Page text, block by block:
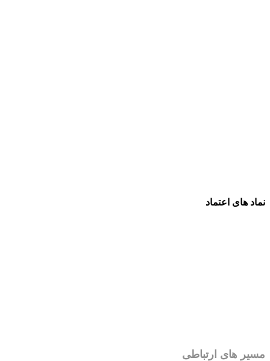
نماد های اعتماد
مسیر های ارتباطی